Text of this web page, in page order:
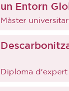
un Entorn
Màster
Diploma d'expert